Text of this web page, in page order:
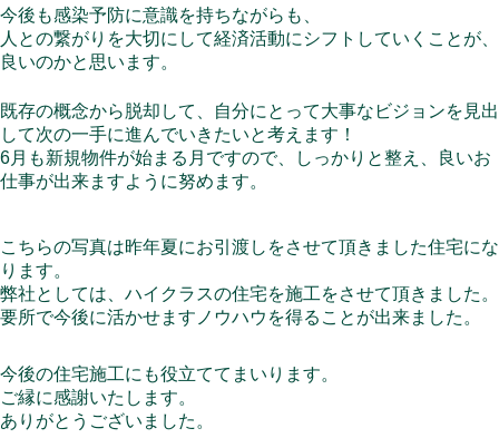
今後も感染予防に意識を持ちながらも、
人との繋がりを大切にして経済活動にシフトしていくことが、
良いのかと思います。
既存の概念から脱却して、自分にとって大事なビジョンを見出
して次の一手に進んでいきたいと考えます！
6月も新規物件が始まる月ですので、しっかりと整え、良いお
仕事が出来ますように努めます。
こちらの写真は昨年夏にお引渡しをさせて頂きました住宅にな
ります。
弊社としては、ハイクラスの住宅を施工をさせて頂きました。
要所で今後に活かせますノウハウを得ることが出来ました。
今後の住宅施工にも役立ててまいります。
ご縁に感謝いたします。
ありがとうございました。